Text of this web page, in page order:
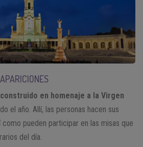
en homenaje a la Virgen
el año. Allí, las personas hacen sus
pueden participar en las misas que
del día.